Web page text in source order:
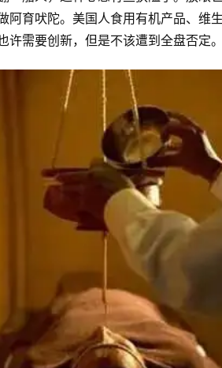
育吠陀。美国人食用有机产品、维
需要创新，但是不该遭到全盘否定。